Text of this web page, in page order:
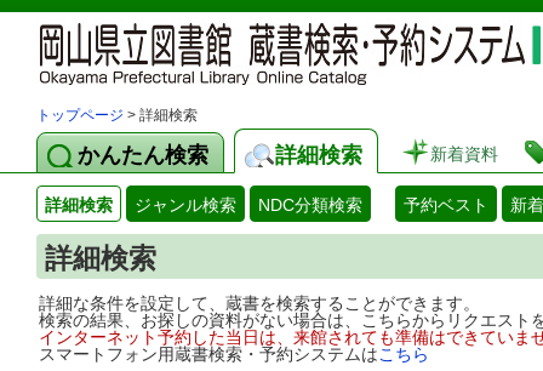
トップページ > 詳細検索
かんたん検索 詳細検索 新着資料
詳細検索 ジャンル検索 NDC分類検索 予約ベスト 新
詳細検索
詳細な条件を設定して、蔵書を検索することができます。
検索の結果、お探しの資料がない場合は、こちらからリクエス
インターネット予約した当日は、来館されても準備はできてい
スマートフォン用蔵書検索・予約システムはこちら